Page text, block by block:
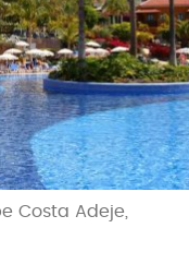
Costa Adeje,